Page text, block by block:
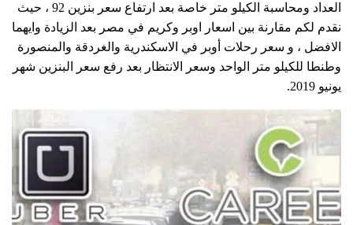
العداد ومحاسبة الكيلو متر خاصة بعد ارتفاع سعر بنزين 92 ، حيث
نقدم لكم مقارنة بين اسعار اوبر وكريم في مصر بعد الزيادة وايهما
الافضل ، و سعر رحلات أوبر في الاسكندرية والغردقة والمنصورة
وطنطا للكيلو متر الواحد وسعر الانتظار بعد رفع سعر البنزين شهر
يونيو 2019.